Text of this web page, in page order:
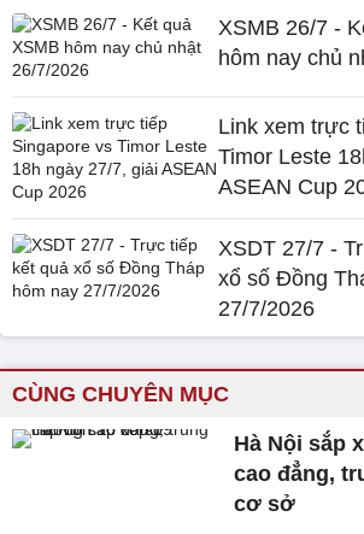
XSMB 26/7 -
hôm nay chủ
Link xem trực
Timor Leste
ASEAN Cup
XSDT 27/7 -
xổ số Đồng
27/7/2026
CÙNG CHUYÊN MỤC
Hà Nội sắp
cao đẳng,
cơ sở